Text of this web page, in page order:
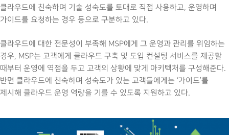
클라우드에 친숙하며 기술 성숙도를 토대로 직접 사용하고, 운영하며
가이드를 요청하는 경우 등으로 구분하고 있다.
클라우드에 대한 전문성이 부족해 MSP에게 그 운영과 관리를 위임하는
경우, MSP는 고객에게 클라우드 구축 및 도입 컨설팅 서비스를 제공할
때부터 운영에 역점을 두고 고객의 상황에 맞게 아키텍처를 구성해준다.
반면 클라우드에 친숙하며 성숙도가 있는 고객들에게는 ‘가이드’를
제시해 클라우드 운영 역량을 기를 수 있도록 지원하고 있다.